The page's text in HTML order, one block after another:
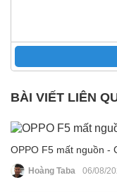
BÀI VIẾT LIÊN
OPPO F5 mất nguồn -
Hoàng Taba 06/08/